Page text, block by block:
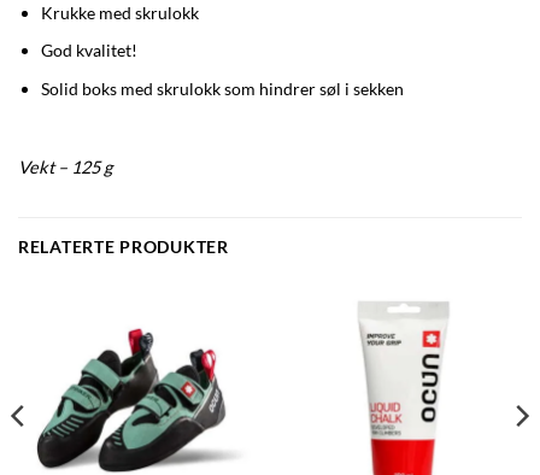
Krukke med skrulokk
God kvalitet!
Solid boks med skrulokk som hindrer søl i sekken
Vekt – 125 g
RELATERTE PRODUKTER